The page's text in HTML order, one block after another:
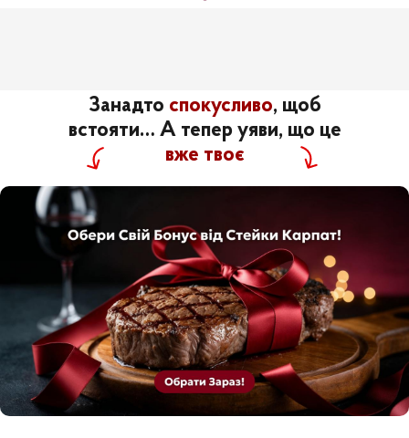
Занадто спокусливо, щоб
встояти… А тепер уяви, що це
вже твоє